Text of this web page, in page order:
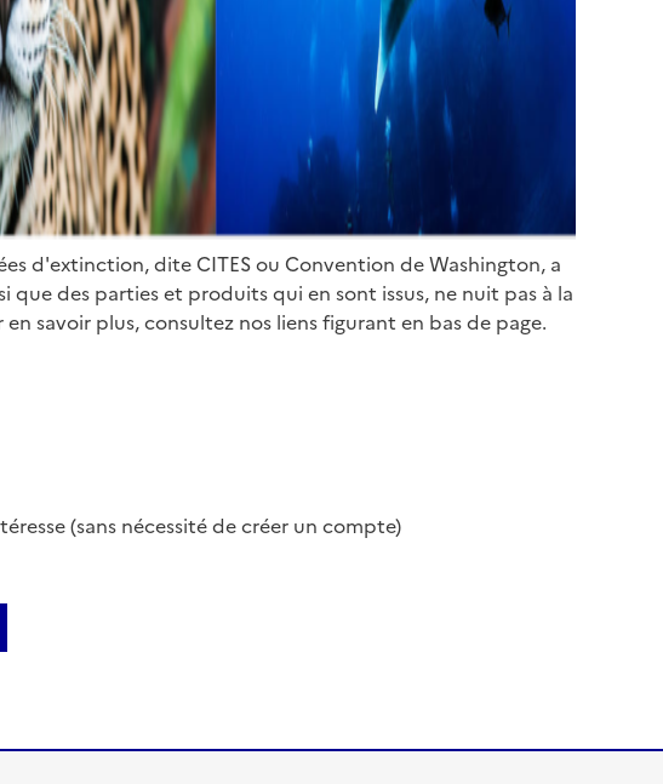
d'extinction, dite CITES ou Convention de Washington, a
des parties et produits qui en sont issus, ne nuit pas à la
savoir plus, consultez nos liens figurant en bas de page.
(sans nécessité de créer un compte)